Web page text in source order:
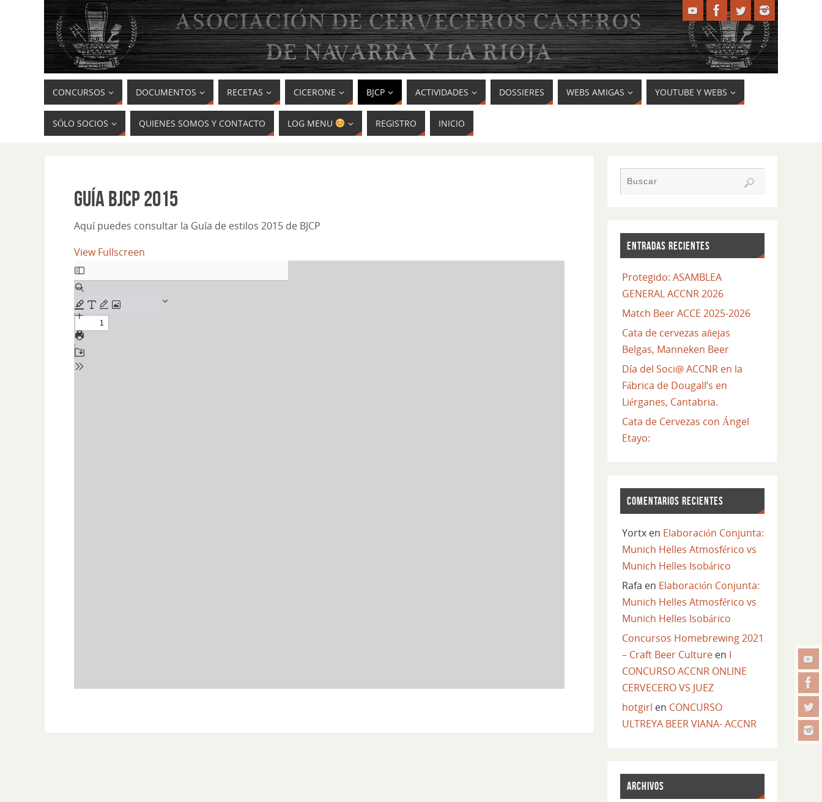
CONCURSOS DOCUMENTOS RECETAS CICERONE BJCP ACTIVIDADES DOSSIERES WEBS AMIGAS YOUTUBE Y WEBS
SÓLO SOCIOS QUIENES SOMOS Y CONTACTO LOG MENU REGISTRO INICIO
Guía BJCP 2015
Aquí puedes consultar la Guía de estilos 2015 de BJCP
View Fullscreen
ENTRADAS RECIENTES
Protegido: ASAMBLEA
GENERAL ACCNR 2026
Match Beer ACCE 2025-2026
Cata de cervezas añejas
Belgas, Manneken Beer
Día del Soci@ ACCNR en la
Fábrica de Dougall’s en
Liérganes, Cantabria.
Cata de Cervezas con Ángel
Etayo:
COMENTARIOS RECIENTES
Yortxen Elaboración Conjunta:
Munich Helles Atmosférico vs
Munich Helles Isobárico
Rafa en Elaboración Conjunta:
Munich Helles Atmosférico vs
Munich Helles Isobárico
Concursos Homebrewing 2021
– Craft Beer Cultureen I
CONCURSO ACCNR ONLINE
CERVECERO VS JUEZ
hotgirl en CONCURSO
ULTREYA BEER VIANA- ACCNR
ARCHIVOS